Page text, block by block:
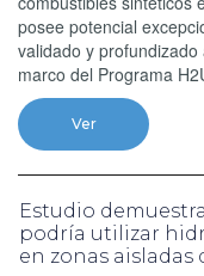
posee potencial
validado y
marco del Programa
Ver
Estudio
podría utilizar
en zonas aisladas